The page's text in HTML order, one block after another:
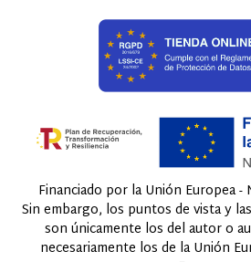
Financiado por la Unión Europea -
Sin embargo, los puntos de vista y
son únicamente los del autor o
necesariamente los de la Unión